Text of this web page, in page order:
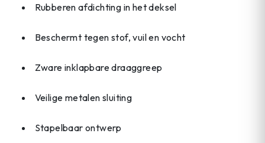
Rubberen afdichting in het deksel
Beschermt tegen stof, vuil en vocht
Zware inklapbare draaggreep
Veilige metalen sluiting
Stapelbaar ontwerp